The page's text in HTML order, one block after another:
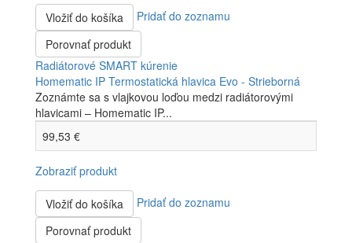
Vložiť do košíka
Pridať do zoznamu
Porovnať produkt
Radiátorové SMART kúrenie
Homematic IP Termostatická hlavica Evo - Strieborná
Zoznámte sa s vlajkovou loďou medzi radiátorovými
hlavicami – Homematic IP...
99,53 €
Zobraziť produkt
Vložiť do košíka
Pridať do zoznamu
Porovnať produkt